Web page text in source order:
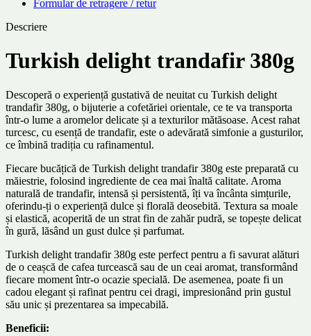
Formular de retragere / retur
Descriere
Turkish delight trandafir 380g
Descoperă o experiență gustativă de neuitat cu Turkish delight
trandafir 380g, o bijuterie a cofetăriei orientale, ce te va transporta
într-o lume a aromelor delicate și a texturilor mătăsoase. Acest rahat
turcesc, cu esență de trandafir, este o adevărată simfonie a gusturilor,
ce îmbină tradiția cu rafinamentul.
Fiecare bucățică de Turkish delight trandafir 380g este preparată cu
măiestrie, folosind ingrediente de cea mai înaltă calitate. Aroma
naturală de trandafir, intensă și persistentă, îți va încânta simțurile,
oferindu-ți o experiență dulce și florală deosebită. Textura sa moale
și elastică, acoperită de un strat fin de zahăr pudră, se topește delicat
în gură, lăsând un gust dulce și parfumat.
Turkish delight trandafir 380g este perfect pentru a fi savurat alături
de o ceașcă de cafea turcească sau de un ceai aromat, transformând
fiecare moment într-o ocazie specială. De asemenea, poate fi un
cadou elegant și rafinat pentru cei dragi, impresionând prin gustul
său unic și prezentarea sa impecabilă.
Beneficii: